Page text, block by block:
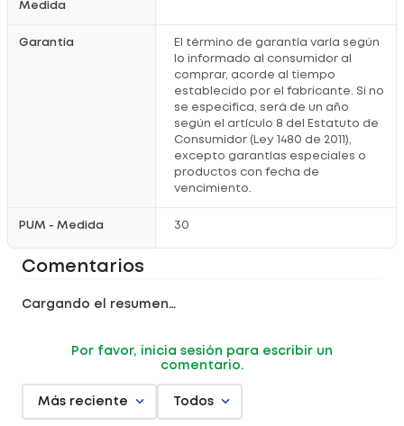
Medida
Garantía
El término de garantía varía según
lo informado al consumidor al
comprar, acorde al tiempo
establecido por el fabricante. Si no
se especifica, será de un año
según el artículo 8 del Estatuto de
Consumidor (Ley 1480 de 2011),
excepto garantías especiales o
productos con fecha de
vencimiento.
PUM - Medida 30
Comentarios
Cargando el resumen…
Por favor, inicia sesión para escribir un
comentario.
Más reciente Todos